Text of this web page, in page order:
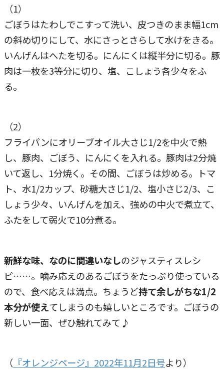
（1）
ごぼうはたわしでこすって洗い、皮つきのまま幅1cm
の斜め切りにして、水にさっとさらして水けをきる。
いんげんはへたを切る。にんにくは縦半分に切る。豚
肉は一枚を3等分に切り、塩、こしょう各少々をふ
る。
（2）
フライパンにオリーブオイル大さじ1/2を中火で熱
し、豚肉、ごぼう、にんにくを入れる。豚肉は2分焼
いて返し、1分焼く。その間、ごぼうは炒める。トマ
ト、水1/2カップ、砂糖大さじ1/2、塩小さじ2/3、こ
しょう少々、いんげんを加え、強めの中火で煮立て、
ふたをして弱火で10分煮る。
新鮮な味、なのに間違いなしのジャスティスレシ
ピ……。噛み応えのあるごぼうをたっぷり使っている
ので、食べ応えは満点。ちょうど持て余しがちな1/2
本分が使えてしまうのも嬉しいところです。ごぼうの
新しい一面、ぜひ触れてみて♪
（ 『オレンジページ』2022年11月2日号より）